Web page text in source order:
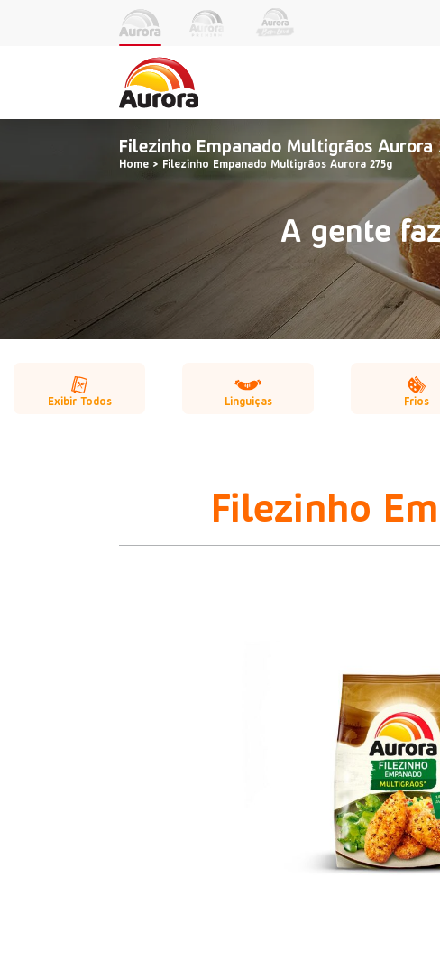
Filezinho Empanado Multigrãos Aurora
Home Filezinho Empanado Multigrãos Aurora 275g
A gente
Exibir Todos Linguiças Frios
Filezinho